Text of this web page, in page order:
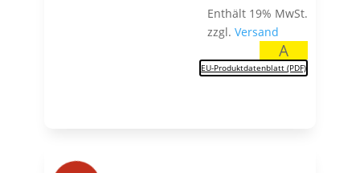
Enthält 19% MwSt.
zzgl.Versand
A
EU-Produktdatenblatt (PDF)